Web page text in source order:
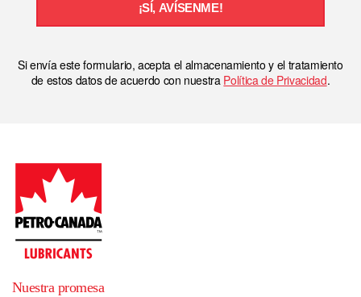
¡SÍ, AVÍSENME!
Si envía este formulario, acepta el almacenamiento y el tratamiento
de estos datos de acuerdo con nuestra Política de Privacidad.
Nuestra promesa